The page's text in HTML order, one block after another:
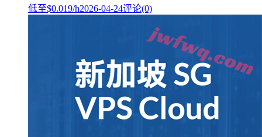
低至$0.019/h2026-04-24评论(0)